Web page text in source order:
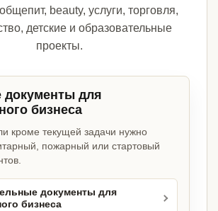
beauty, услуги, торговля,
детские и образовательные
проекты.
для
бизнеса
кроме текущей задачи нужно
пожарный или стартовый
документы для
бизнеса